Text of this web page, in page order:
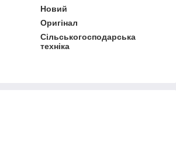
Новий
Оригінал
Сільськогосподарська
техніка